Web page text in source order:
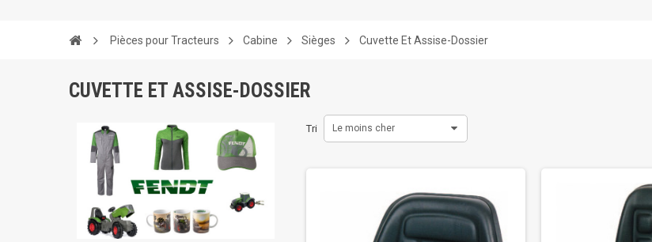
Pièces pour Tracteurs Cabine Sièges Cuvette Et Assise-Dossier
CUVETTE ET ASSISE-DOSSIER
Tri Le moins cher